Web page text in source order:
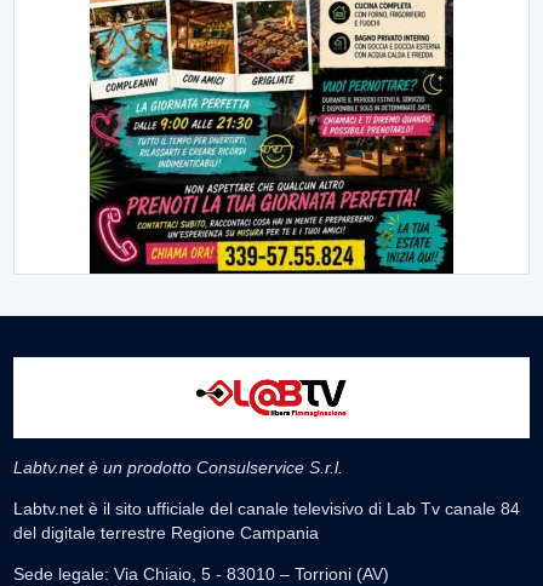
Labtv.net è un prodotto Consulservice S.r.l.
Labtv.net è il sito ufficiale del canale televisivo di Lab Tv canale 84
del digitale terrestre Regione Campania
Sede legale: Via Chiaio, 5 - 83010 – Torrioni (AV)